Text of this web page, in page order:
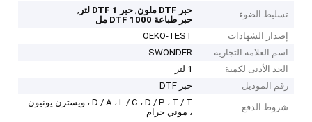
تسليط الضوء حبر DTF ملون ,حبر DTF 1 لتر
,
حبر طباعة DTF 1000 مل
إصدار الشهادات
OEKO-TEST
اسم العلامة التجارية
SWONDER
الحد الأدنى لكمية
1 لتر
رقم الموديل
حبر DTF
شروط الدفع
D / A ، L / C ، D / P ، T / T ، ويسترن يونيون
، موني جرام